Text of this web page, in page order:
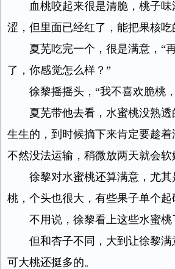
血桃咬起来很是清脆，桃子
涩，但里面已经红了，能把果核吃
夏芜吃完一个，很是满意，“
了，你感觉怎么样？”
徐黎摇摇头，“我不喜欢脆桃
夏芜带他去看，水蜜桃没熟
生生的，到时候摘下来肯定要趁着
不然没法运输，稍微放两天就会软
徐黎对水蜜桃还算满意，尤
桃，个头也很大，有些果子单个起
不用说，徐黎看上这些水蜜桃
但和杏子不同，大到让徐黎满
可大桃还挺多的。